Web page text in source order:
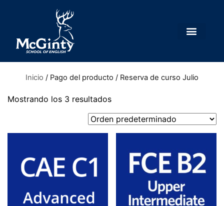
Inicio / Pago del producto / Reserva de curso Julio
Mostrando los 3 resultados